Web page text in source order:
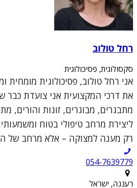
רחל טולוב
סקסולוגית, פסיכולוגית
אני רחל טולוב, פסיכולוגית מומחית
את דרכי המקצועית אני צועדת כבר
מתבגרים, מבוגרים, זוגות והורים,
ליצירת מרחב טיפולי בטוח
רק מענה למצוקה – אלא מרחב של
054-7639779
רעננה, ישראל